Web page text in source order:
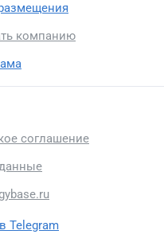
компанию
соглашение
Telegram